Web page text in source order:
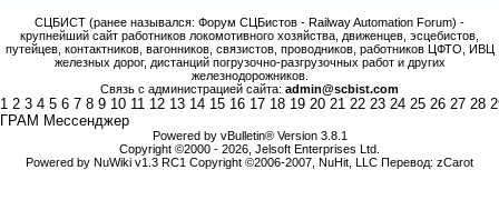
СЦБИСТ (ранее назывался: Форум СЦБистов - Railway Automation Forum) -
крупнейший сайт работников локомотивного хозяйства, движенцев, эсцебистов,
путейцев, контактников, вагонников, связистов, проводников, работников ЦФТО, ИВЦ
железных дорог, дистанций погрузочно-разгрузочных работ и других
железнодорожников.
Связь с администрацией сайта: admin@scbist.com
1 2 3 4 5 6 7 8 9 10 11 12 13 14 15 16 17 18 19 20 21 22 23 24 25 26 27 28
ГРАМ Мессенджер
Powered by vBulletin® Version 3.8.1
Copyright ©2000 - 2026, Jelsoft Enterprises Ltd.
Powered by NuWiki v1.3 RC1 Copyright ©2006-2007, NuHit, LLC Перевод: zCarot